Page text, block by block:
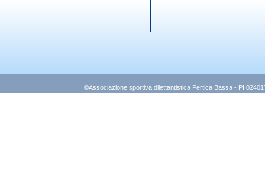
©Associazione sportiva dilettantistica Pertica Bassa - PI